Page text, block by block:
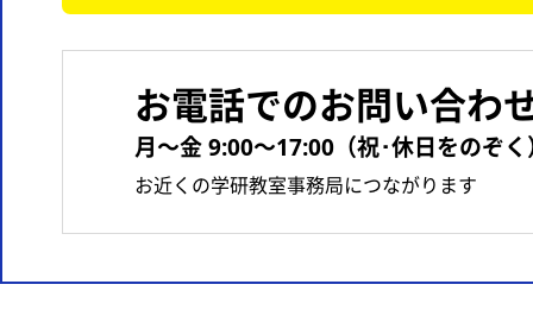
お電話でのお問い合わ
月〜金 9:00〜17:00（祝･休日をのぞく
お近くの学研教室事務局につながります